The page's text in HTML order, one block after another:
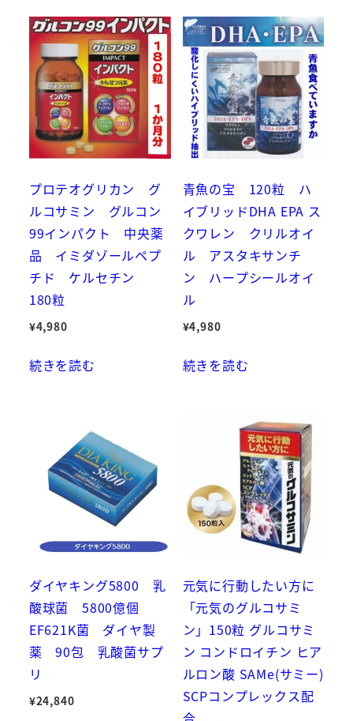
プロテオグリカン グ
ルコサミン グルコン
99インパクト 中央薬
品 イミダゾールペプ
チド ケルセチン
180粒
¥4,980
続きを読む
青魚の宝 120粒 ハ
イブリッドDHA EPA ス
クワレン クリルオイ
ル アスタキサンチ
ン ハープシールオイ
ル
¥4,980
続きを読む
ダイヤキング5800 乳
酸球菌 5800億個
EF621K菌 ダイヤ製
薬 90包 乳酸菌サプ
リ
¥24,840
元気に行動したい方に
「元気のグルコサミ
ン」150粒 グルコサミ
ン コンドロイチン ヒア
ルロン酸 SAMe(サミー)
SCPコンプレックス配